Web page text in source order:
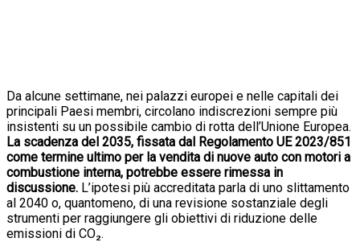
Da alcune settimane, nei palazzi europei e nelle capitali dei
principali Paesi membri, circolano indiscrezioni sempre più
insistenti su un possibile cambio di rotta dell’Unione Europea.
La scadenza del 2035, fissata dal Regolamento UE 2023/851
come termine ultimo per la vendita di nuove auto con motori a
combustione interna, potrebbe essere rimessa in
discussione. L’ipotesi più accreditata parla di uno slittamento
al 2040 o, quantomeno, di una revisione sostanziale degli
strumenti per raggiungere gli obiettivi di riduzione delle
emissioni di CO₂.